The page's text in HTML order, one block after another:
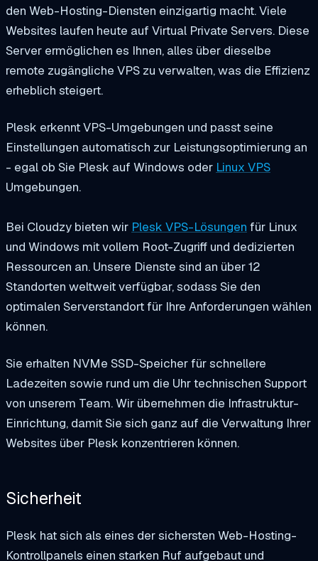
den Web-Hosting-Diensten einzigartig macht. Viele
Websites laufen heute auf Virtual Private Servers. Diese
Server ermöglichen es Ihnen, alles über dieselbe
remote zugängliche VPS zu verwalten, was die Effizienz
erheblich steigert.
Plesk erkennt VPS-Umgebungen und passt seine
Einstellungen automatisch zur Leistungsoptimierung an
- egal ob Sie Plesk auf Windows oder Linux VPS
Umgebungen.
Bei Cloudzy bieten wir Plesk VPS-Lösungen für Linux
und Windows mit vollem Root-Zugriff und dedizierten
Ressourcen an. Unsere Dienste sind an über 12
Standorten weltweit verfügbar, sodass Sie den
optimalen Serverstandort für Ihre Anforderungen wählen
können.
Sie erhalten NVMe SSD-Speicher für schnellere
Ladezeiten sowie rund um die Uhr technischen Support
von unserem Team. Wir übernehmen die Infrastruktur-
Einrichtung, damit Sie sich ganz auf die Verwaltung Ihrer
Websites über Plesk konzentrieren können.
Sicherheit
Plesk hat sich als eines der sichersten Web-Hosting-
Kontrollpanels einen starken Ruf aufgebaut und